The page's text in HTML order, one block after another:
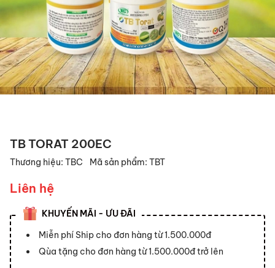
TB TORAT 200EC
Thương hiệu: TBC Mã sản phẩm: TBT
Liên hệ
KHUYẾN MÃI - ƯU ĐÃI
Miễn phí Ship cho đơn hàng từ 1.500.000đ
Qùa tặng cho đơn hàng từ 1.500.000đ trở lên